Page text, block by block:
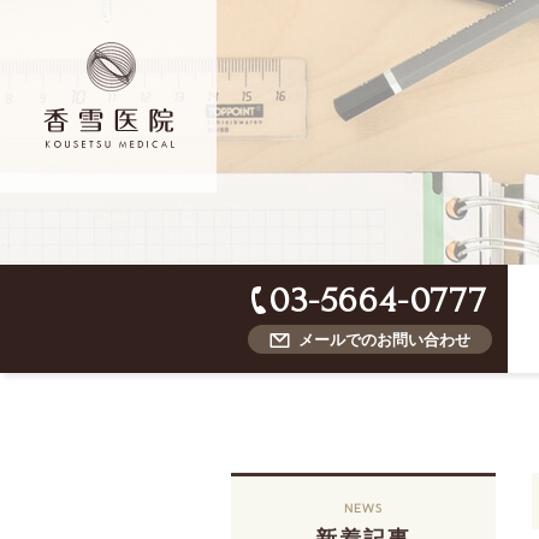
03-5664-0777
メールでのお問い合わせ
NEWS